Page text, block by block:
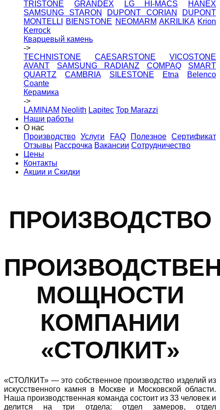
TRISTONE
GRANDEX LG HI-MACS
HANEX
SAMSUNG STARON
DUPONT CORIAN
DUPONT
MONTELLI
BIENSTONE NEOMARM AKRILIKA Krion
Kerrock
Кварцевый камень
->
TECHNISTONE
CAESARSTONE
VICOSTONE
AVANT
SAMSUNG RADIANZ COMPAQ
SMART
QUARTZ
CAMBRIA SILESTONE Etna
Belenco
Coante
Керамика
->
LAMINAM Neolith Lapitec Top Marazzi
Наши работы
О нас
Производство
Услуги FAQ Полезное
Сертификат
Отзывы Рассрочка Вакансии Сотрудничество
Цены
Контакты
Акции и Скидки
ПРОИЗВОДСТВО
МОЩНОСТИ
КОМПАНИИ
«СТОЛКИТ»
«СТОЛКИТ» — это собственное производство изделий из
искусственного камня в Москве и Московской области.
Наша производственная команда состоит из 33 человек и
делится на три отдела: отдел замеров, отдел